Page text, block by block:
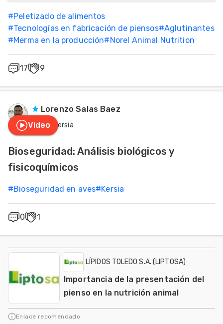
#Peletizado de alimentos
#Tecnologías en fabricación de piensos#Aglutinantes
#Merma en la producción#Norel Animal Nutrition
17 9
Lorenzo Salas Baez
Kersia
Video
Bioseguridad: Análisis biológicos y
fisicoquímicos
#Bioseguridad en aves#Kersia
0 1
LÍPIDOS TOLEDO S.A. (LIPTOSA)
Importancia de la presentación del
pienso en la nutrición animal
Enlace recomendado